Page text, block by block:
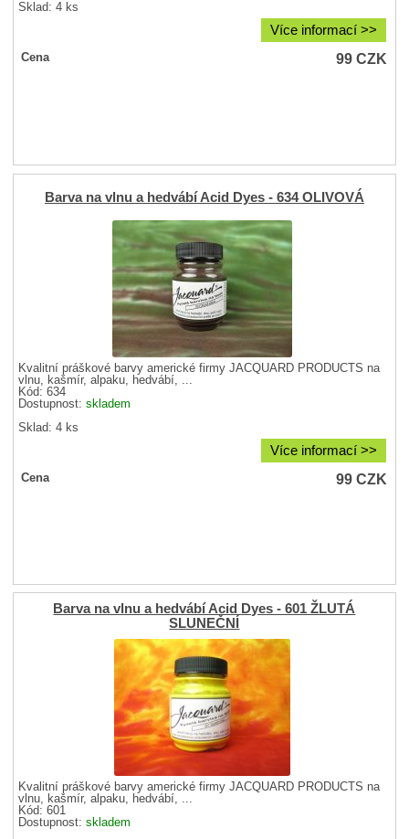
Sklad: 4 ks
Více informací >>
Cena 99CZK
Barva na vlnu a hedvábí Acid Dyes - 634 OLIVOVÁ
Kvalitní práškové barvy americké firmy JACQUARD PRODUCTS na
vlnu, kašmír, alpaku, hedvábí, ...
Kód: 634
Dostupnost:skladem
Sklad: 4 ks
Více informací >>
Cena 99CZK
Barva na vlnu a hedvábí Acid Dyes - 601 ŽLUTÁ
SLUNEČNÍ
Kvalitní práškové barvy americké firmy JACQUARD PRODUCTS na
vlnu, kašmír, alpaku, hedvábí, ...
Kód: 601
Dostupnost:skladem